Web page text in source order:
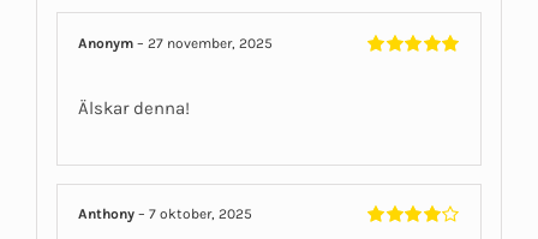
Anonym– 27 november, 2025
Älskar denna!
Anthony– 7 oktober, 2025